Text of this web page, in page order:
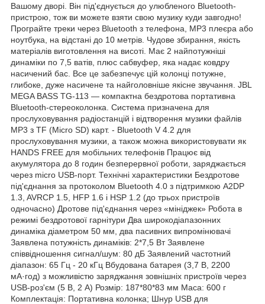
Вашому дворі. Він під'єднується до улюбленого Bluetooth-
пристрою, тож ви можете взяти свою музику куди завгодно!
Програйте треки через Bluetooth з телефона, MP3 плеєра або
ноутбука, на відстані до 10 метрів. Чудове збирання, якість
матеріалів виготовлення на висоті. Має 2 найпотужніші
динаміки по 7,5 ватів, плюс сабвуфер, яка надає ковдру
насичений бас. Все це забезпечує цій колонці потужне,
глибоке, дуже насичене та найголовніше якісне звучання. JBL
MEGA BASS TG-113 — компактна бездротова портативна
Bluetooth-стереоколонка. Система призначена для
прослуховування радіостанцій і відтворення музики файлів
MP3 з TF (Micro SD) карт. - Bluetooth V 4.2 для
прослуховування музики, а також можна використовувати як
HANDS FREE для мобільних телефонів Працює від
акумулятора до 8 годин безперервної роботи, заряджається
через micro USB-порт. Технічні характеристики Бездротове
під'єднання за протоколом Bluetooth 4.0 з підтримкою A2DP
1.3, AVRCP 1.5, HFP 1.6 і HSP 1.2 (до трьох пристроїв
одночасно) Дротове під'єднання через «мініджек» Робота в
режимі бездротової гарнітури Два широкодіапазонних
динаміка діаметром 50 мм, два пасивних випромінювачі
Заявлена потужність динаміків: 2*7,5 Вт Заявлене
співвідношення сигнал/шум: 80 дБ Заявлений частотний
діапазон: 65 Гц - 20 кГц Вбудована батарея (3,7 В, 2200
мА·год) з можливістю заряджання зовнішніх пристроїв через
USB-роз'єм (5 В, 2 А) Розмір: 187*80*83 мм Маса: 600 г
Комплектація: Портативна колонка; Шнур USB для